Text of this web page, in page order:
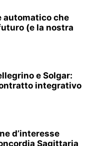
che
(e la nostra
e Solgar:
integrativo
d’interesse
Sagittaria